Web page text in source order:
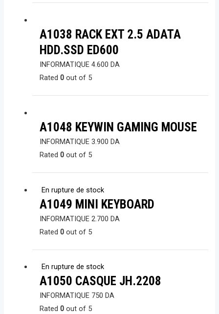
A1038 RACK EXT 2.5 ADATA
HDD.SSD ED600
INFORMATIQUE 4.600 DA
Rated 0out of 5
A1048 KEYWIN GAMING MOUSE
INFORMATIQUE 3.900 DA
Rated 0out of 5
En rupture de stock
A1049 MINI KEYBOARD
INFORMATIQUE 2.700 DA
Rated 0out of 5
En rupture de stock
A1050 CASQUE JH.2208
INFORMATIQUE 750 DA
Rated 0out of 5